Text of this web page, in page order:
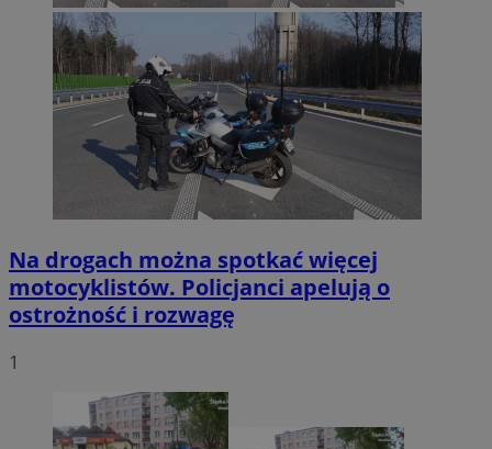
Na drogach można spotkać więcej
motocyklistów. Policjanci apelują o
ostrożność i rozwagę
1